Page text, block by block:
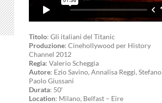
Titolo: Gli italiani del Titanic
Produzione: Cinehollywood per History
Channel 2012
Regia: Valerio Scheggia
Autore: Ezio Savino, Annalisa Reggi, Stefano
Paolo Giussani
Durata: 50′
Location: Milano, Belfast – Eire